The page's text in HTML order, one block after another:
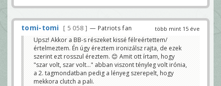
több mint 15 éve
tomi-tomi 5 058 — Patriots fan
Upsz! Akkor a BB-s részeket kissé félreértettem/
értelmeztem. Én úgy éreztem ironizálsz rajta, de ezek
szerint ezt rosszul éreztem. 😊 Amit ott írtam, hogy
"szar volt, szar volt..." abban viszont tényleg volt irónia,
a 2. tagmondatban pedig a lényeg szerepelt, hogy
mekkora clutch a pali.